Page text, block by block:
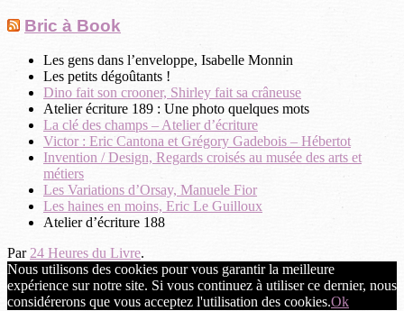
Bric à Book
Les gens dans l’enveloppe, Isabelle Monnin
Les petits dégoûtants !
Dino fait son crooner, Shirley fait sa crâneuse
Atelier écriture 189 : Une photo quelques mots
La clé des champs – Atelier d’écriture
Victor : Eric Cantona et Grégory Gadebois – Hébertot
Invention / Design, Regards croisés au musée des arts et
métiers
Les Variations d’Orsay, Manuele Fior
Les haines en moins, Eric Le Guilloux
Atelier d’écriture 188
Par24 Heures du Livre.
Nous utilisons des cookies pour vous garantir la meilleure
expérience sur notre site. Si vous continuez à utiliser ce dernier, nous
considérerons que vous acceptez l'utilisation des cookies.Ok